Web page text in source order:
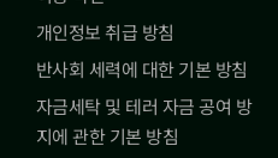
개인정보 취급 방침
반사회 세력에 대한 기본 방침
자금세탁 및 테러 자금 공여 방
지에 관한 기본 방침